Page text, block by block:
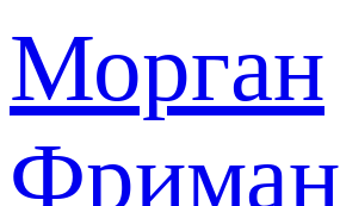
Морган
Фриман